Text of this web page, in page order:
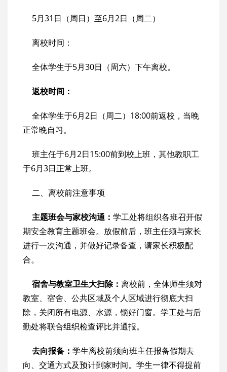
5月31日（周日）至6月2日（周二）
离校时间：
全体学生于5月30日（周六）下午离校。
返校时间：
全体学生于6月2日（周二）18:00前返校，当晚
正常晚自习。
班主任于6月2日15:00前到校上班，其他教职工
于6月3日正常上班。
二、离校前注意事项
主题班会与家校沟通： 学工处将组织各班召开假
期安全教育主题班会。放假前后，班主任须与家长
进行一次沟通，并做好记录备查，请家长积极配
合。
宿舍与教室卫生大扫除： 离校前，全体师生须对
教室、宿舍、公共区域及个人区域进行彻底大扫
除，关闭所有电源、水源，锁好门窗。学工处与后
勤处将联合组织检查评比并通报。
去向报备： 学生离校前须向班主任报备假期去
向、交通方式及预计到家时间。学生一律不得提前